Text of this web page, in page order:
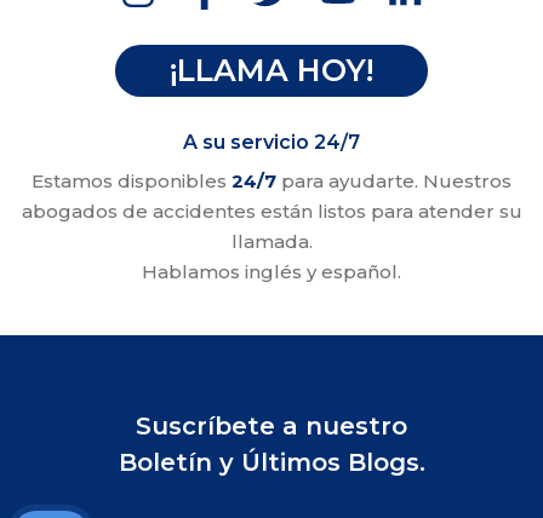
¡LLAMA HOY!
A su servicio 24/7
Estamos disponibles 24/7 para ayudarte. Nuestros
abogados de accidentes están listos para atender su
llamada.
Hablamos inglés y español.
Suscríbete a nuestro
Boletín y Últimos Blogs.